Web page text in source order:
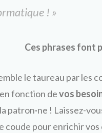
! »
Ces phrases font
le taureau par les
en fonction devos
patron·ne ! Laissez-
coude pour enrichir